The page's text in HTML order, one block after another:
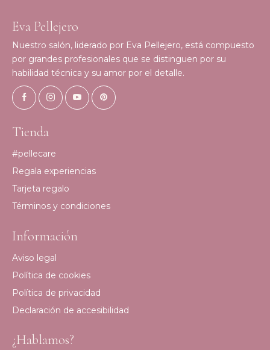
Eva Pellejero
Nuestro salón, liderado por Eva Pellejero, está compuesto
por grandes profesionales que se distinguen por su
habilidad técnica y su amor por el detalle.
Tienda
#pellecare
Regala experiencias
Tarjeta regalo
Términos y condiciones
Información
Aviso legal
Política de cookies
Política de privacidad
Declaración de accesibilidad
¿Hablamos?